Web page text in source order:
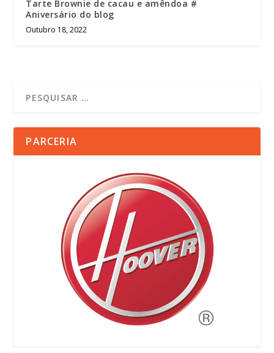
Tarte Brownie de cacau e amêndoa #
Aniversário do blog
Outubro 18, 2022
PARCERIA